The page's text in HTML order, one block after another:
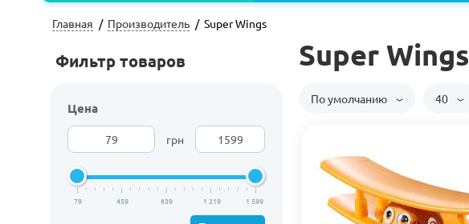
Главная Производитель Super Wings
Фильтр товаров
Цена
грн
79 459 839 1 219 1 599
Super Wings
По умолчанию 40